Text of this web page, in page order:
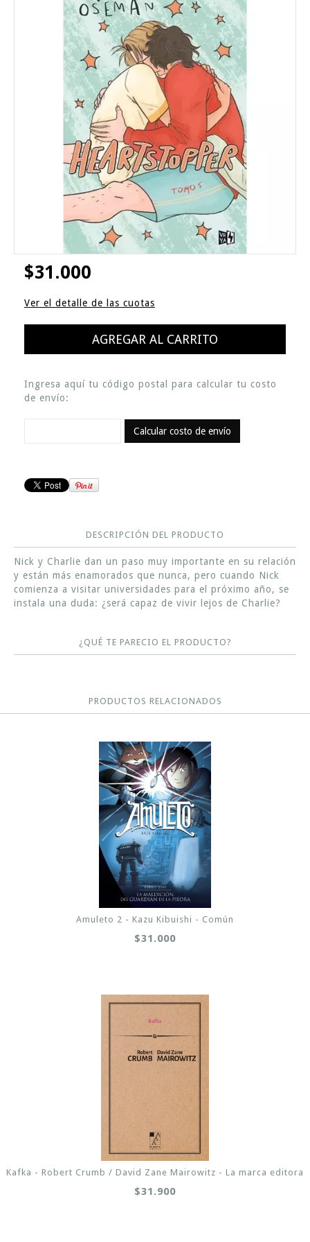
$31.000
Ver el detalle de las cuotas
Ingresa aquí tu código postal para calcular tu costo
de envío:
Calcular costo de envío
DESCRIPCIÓN DEL PRODUCTO
Nick y Charlie dan un paso muy importante en su relación
y están más enamorados que nunca, pero cuando Nick
comienza a visitar universidades para el próximo año, se
instala una duda: ¿será capaz de vivir lejos de Charlie?
¿QUÉ TE PARECIO EL PRODUCTO?
PRODUCTOS RELACIONADOS
Amuleto 2 - Kazu Kibuishi - Común
$31.000
Kafka - Robert Crumb / David Zane Mairowitz - La marca editora
$31.900